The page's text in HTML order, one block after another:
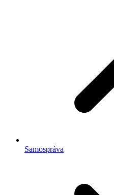
Samospráva